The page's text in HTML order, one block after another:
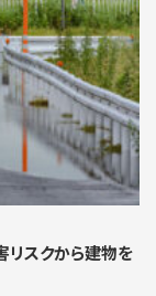
助成金の活用事例